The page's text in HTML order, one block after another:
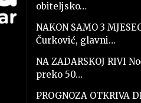
obiteljsko…
NAKON SAMO 3
Čurković, glavni…
NA ZADARSKOJ RIVI
preko 50…
PROGNOZA OTKRIVA